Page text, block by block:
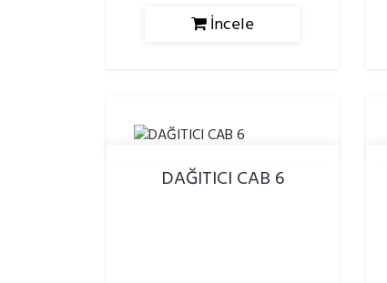
İncele
DAĞITICI CAB 6